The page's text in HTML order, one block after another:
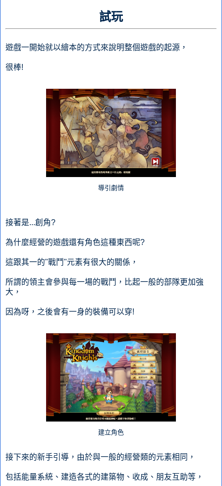
試玩
遊戲一開始就以繪本的方式來說明整個遊戲的起源，
很棒!
導引劇情
接著是...創角?
為什麼經營的遊戲還有角色這種東西呢?
這跟其一的"戰鬥"元素有很大的關係，
所謂的領主會參與每一場的戰鬥，比起一般的部隊更加強
大，
因為呀，之後會有一身的裝備可以穿!
建立角色
接下來的新手引導，由於與一般的經營類的元素相同，
包括能量系統、建造各式的建築物、收成、朋友互助等，